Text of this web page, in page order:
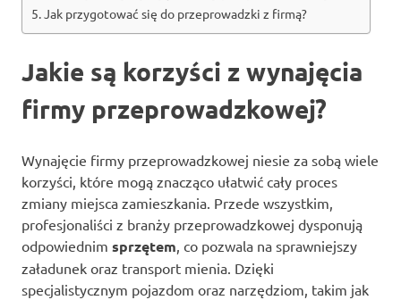
Jak przygotować się do przeprowadzki z firmą?
Jakie są korzyści z wynajęcia
firmy przeprowadzkowej?
Wynajęcie firmy przeprowadzkowej niesie za sobą wiele
korzyści, które mogą znacząco ułatwić cały proces
zmiany miejsca zamieszkania. Przede wszystkim,
profesjonaliści z branży przeprowadzkowej dysponują
odpowiednim sprzętem, co pozwala na sprawniejszy
załadunek oraz transport mienia. Dzięki
specjalistycznym pojazdom oraz narzędziom, takim jak